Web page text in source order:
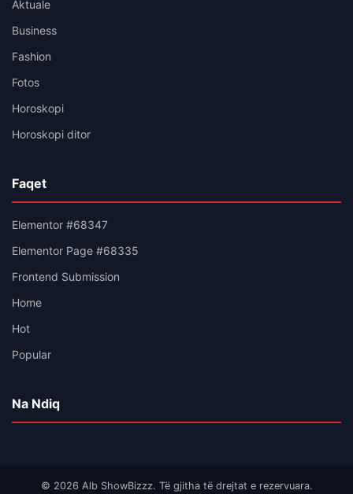
Aktuale
Business
Fashion
Fotos
Horoskopi
Horoskopi ditor
Faqet
Elementor #68347
Elementor Page #68335
Frontend Submission
Home
Hot
Popular
Na Ndiq
© 2026 Alb ShowBizzz. Të gjitha të drejtat e rezervuara.